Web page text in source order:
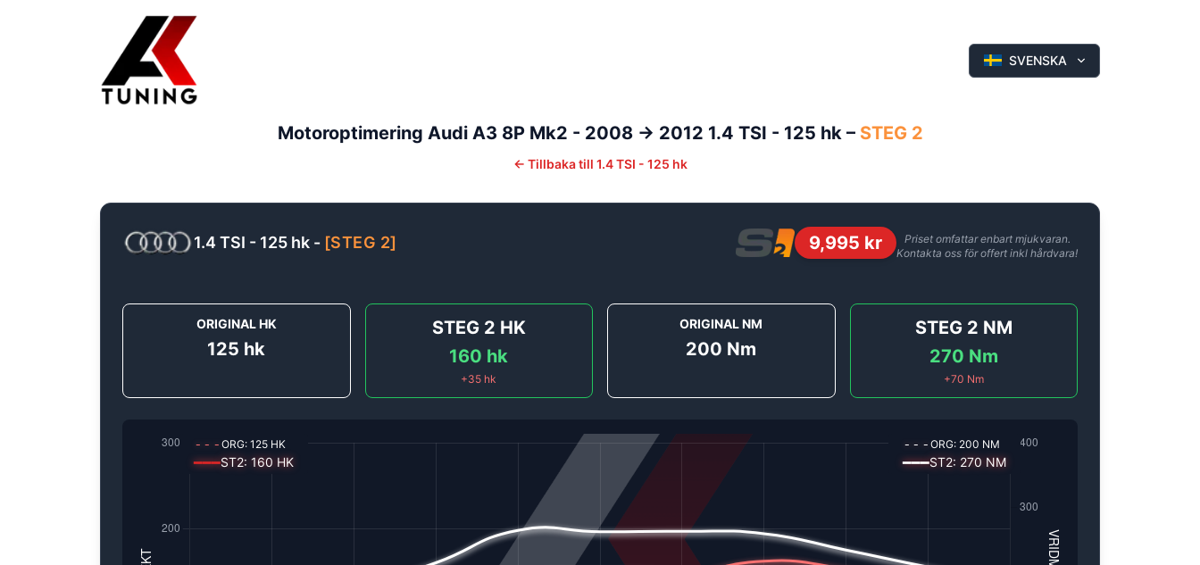
SVENSKA
Motoroptimering Audi A3 8P Mk2 - 2008 -> 2012 1.4 TSI - 125 hk– STEG 2
← Tillbaka till 1.4 TSI - 125 hk
1.4 TSI - 125 hk - [STEG 2] 9,995 kr
Priset omfattar enbart mjukvaran.
Kontakta oss för offert inkl hårdvara!
ORIGINAL HK
125 hk
STEG 2 HK
160 hk
+35 hk
ORIGINAL NM
200 Nm
STEG 2 NM
270 Nm
+70 Nm
---ORG:125 HK
━━━ST2: 160 HK
---ORG: 200 NM
━━━ST2: 270 NM